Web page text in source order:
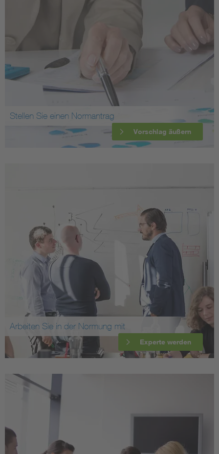
Stellen Sie einen Normantrag
Vorschlag äußern
Arbeiten Sie in der Normung mit
Experte werden